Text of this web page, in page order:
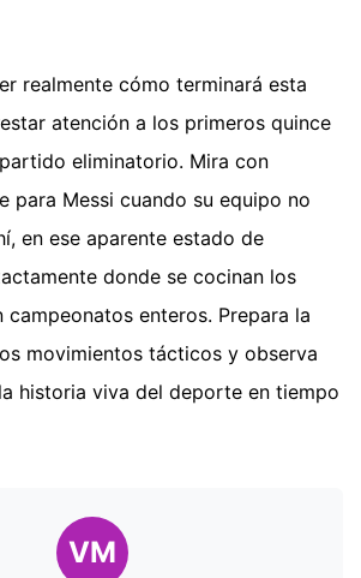
realmente cómo terminará esta
atención a los primeros quince
eliminatorio. Mira con
para Messi cuando su equipo no
en ese aparente estado de
donde se cocinan los
campeonatos enteros. Prepara la
movimientos tácticos y observa
historia viva del deporte en tiempo
VM